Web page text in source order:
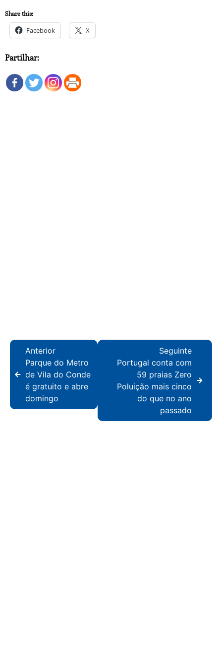
Share this:
Facebook X
Partilhar:
Anterior
Parque do Metro
de Vila do Conde
é gratuito e abre
domingo
Seguinte
Portugal conta com
59 praias Zero
Poluição mais cinco
do que no ano
passado